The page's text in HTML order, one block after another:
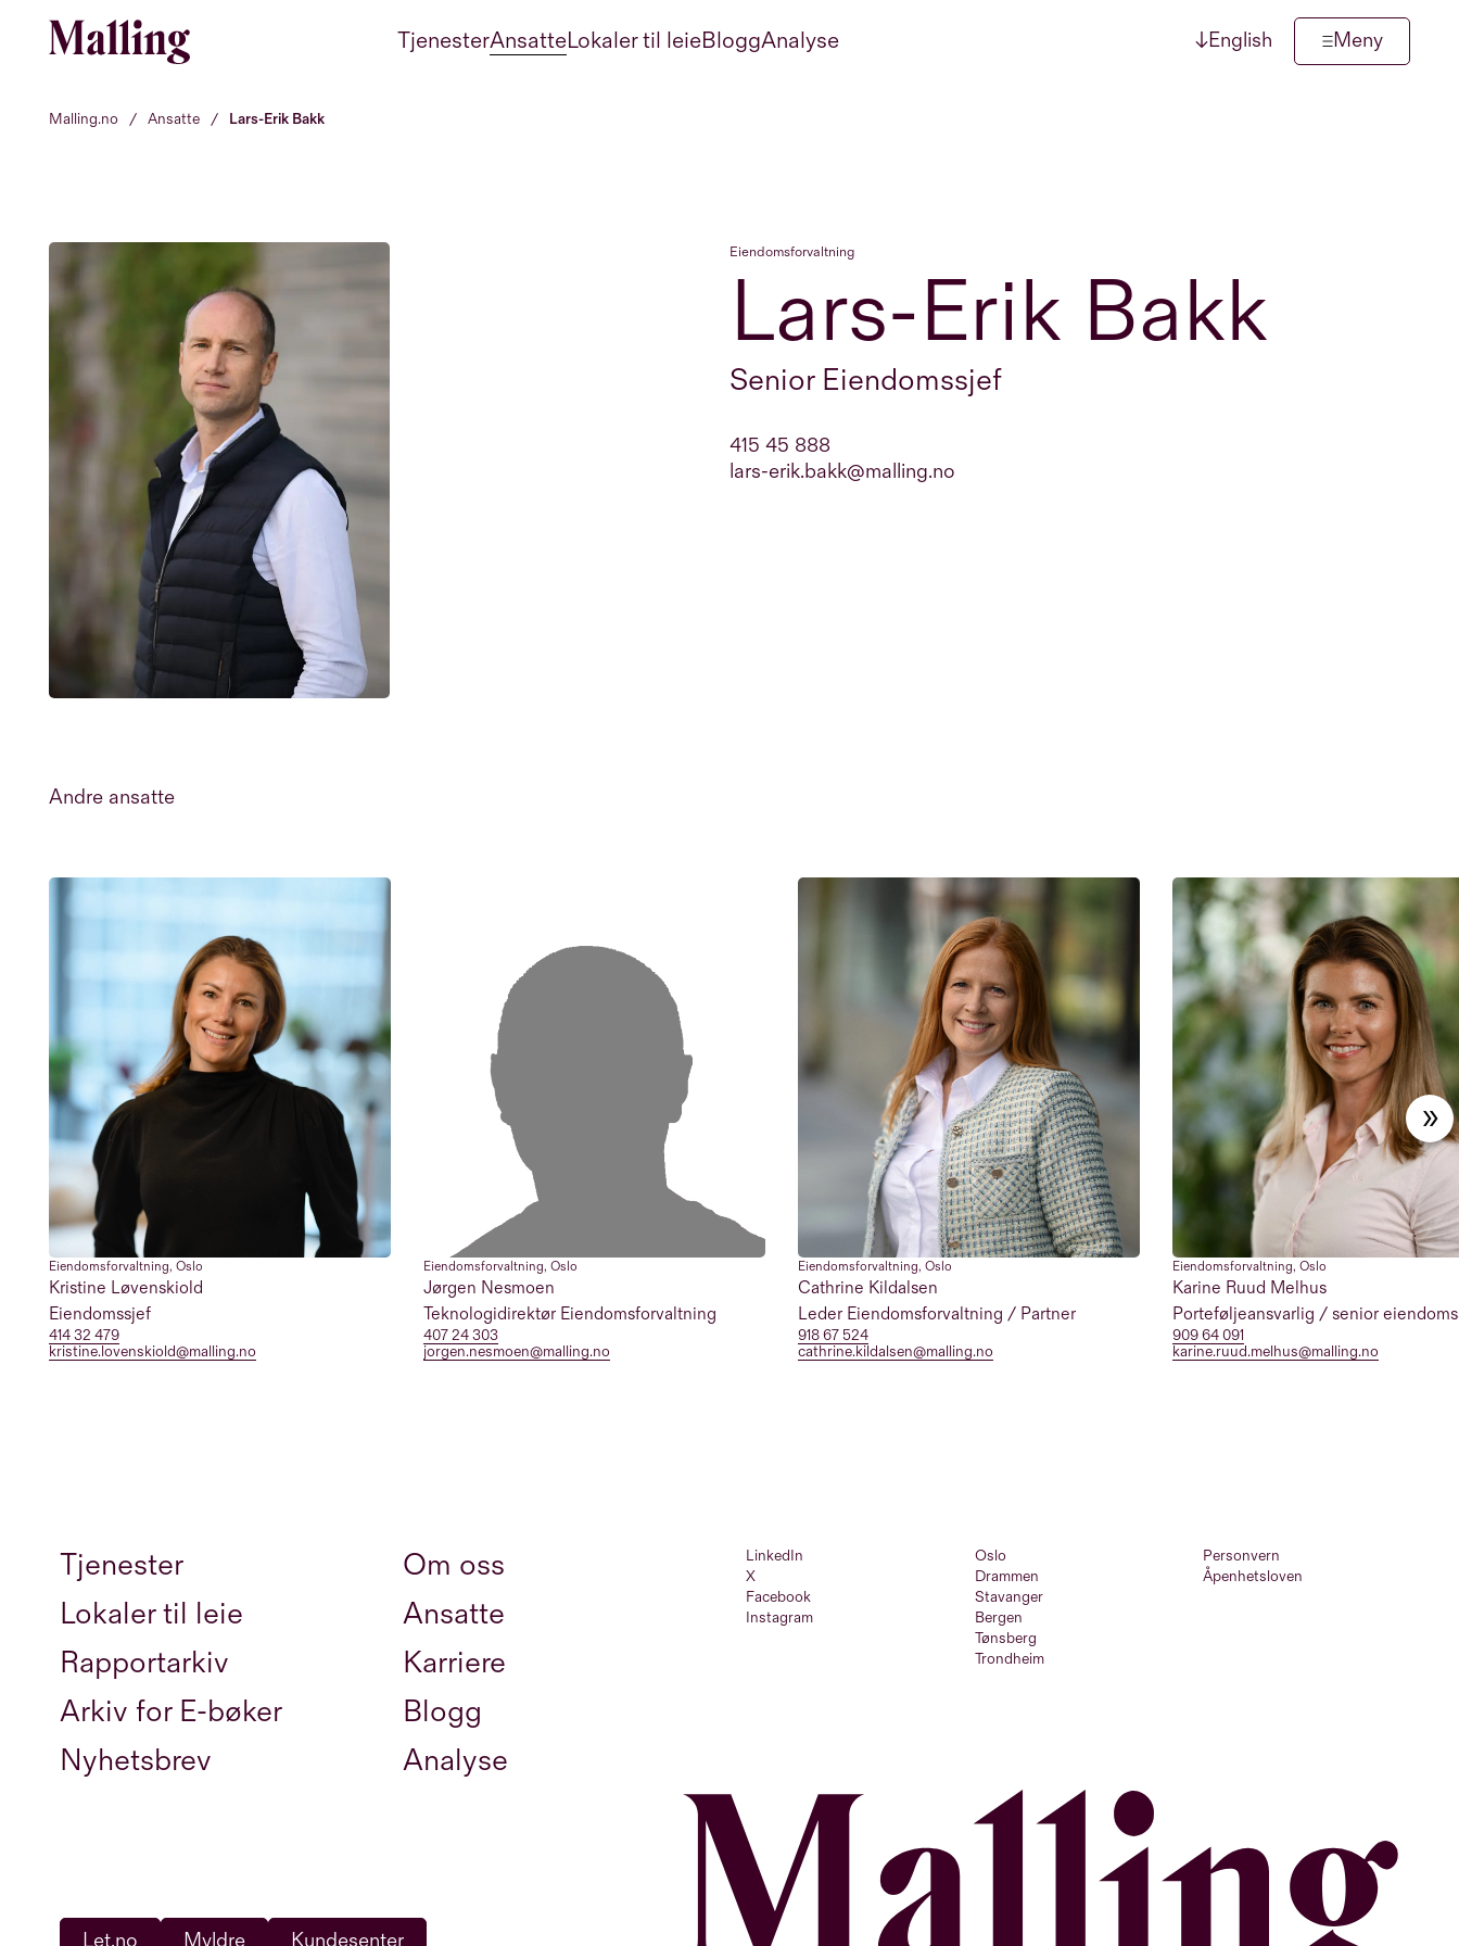
Hopp til innhold TjenesterAnsatteLokaler til leieBloggAnalyse ↓English Meny
Malling.no / Ansatte / Lars-Erik Bakk
Eiendomsforvaltning
Lars-Erik Bakk
Senior Eiendomssjef
415 45 888
lars-erik.bakk@malling.no
Andre ansatte
Eiendomsforvaltning, Oslo
Kristine Løvenskiold
Eiendomssjef
414 32 479
kristine.lovenskiold@malling.no
Eiendomsforvaltning, Oslo
Jørgen Nesmoen
Teknologidirektør Eiendomsforvaltning
407 24 303
jorgen.nesmoen@malling.no
Eiendomsforvaltning, Oslo
Cathrine Kildalsen
Leder Eiendomsforvaltning / Partner
918 67 524
cathrine.kildalsen@malling.no
Eiendomsforvaltning, Oslo
Karine Ruud Melhus
Porteføljeansvarlig / senior
909 64 091
karine.ruud.melhus@malling.no
Tjenester
Om oss
Lokaler til leie
Ansatte
Rapportarkiv
Karriere
Arkiv for E-bøker
Blogg
Nyhetsbrev
Analyse
LinkedIn
X
Facebook
Instagram
Oslo
Drammen
Stavanger
Bergen
Tønsberg
Trondheim
Personvern
Åpenhetsloven
Let.no Myldre Kundesenter